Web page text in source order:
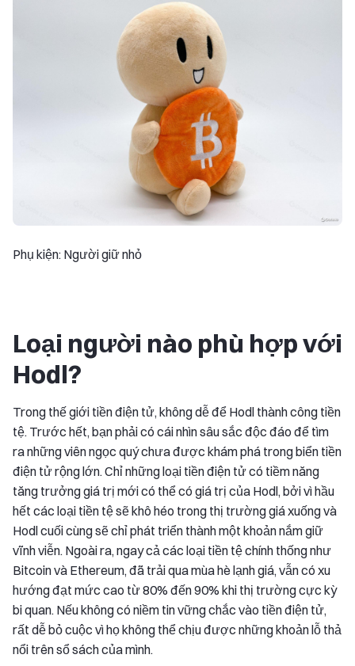
Phụ kiện: Người giữ nhỏ
Loại người nào phù hợp với
Hodl?
Trong thế giới tiền điện tử, không dễ để Hodl thành công tiền
tệ. Trước hết, bạn phải có cái nhìn sâu sắc độc đáo để tìm
ra những viên ngọc quý chưa được khám phá trong biển tiền
điện tử rộng lớn. Chỉ những loại tiền điện tử có tiềm năng
tăng trưởng giá trị mới có thể có giá trị của Hodl, bởi vì hầu
hết các loại tiền tệ sẽ khô héo trong thị trường giá xuống và
Hodl cuối cùng sẽ chỉ phát triển thành một khoản nắm giữ
vĩnh viễn. Ngoài ra, ngay cả các loại tiền tệ chính thống như
Bitcoin và Ethereum, đã trải qua mùa hè lạnh giá, vẫn có xu
hướng đạt mức cao từ 80% đến 90% khi thị trường cực kỳ
bi quan. Nếu không có niềm tin vững chắc vào tiền điện tử,
rất dễ bỏ cuộc vì họ không thể chịu được những khoản lỗ thả
nổi trên sổ sách của mình.